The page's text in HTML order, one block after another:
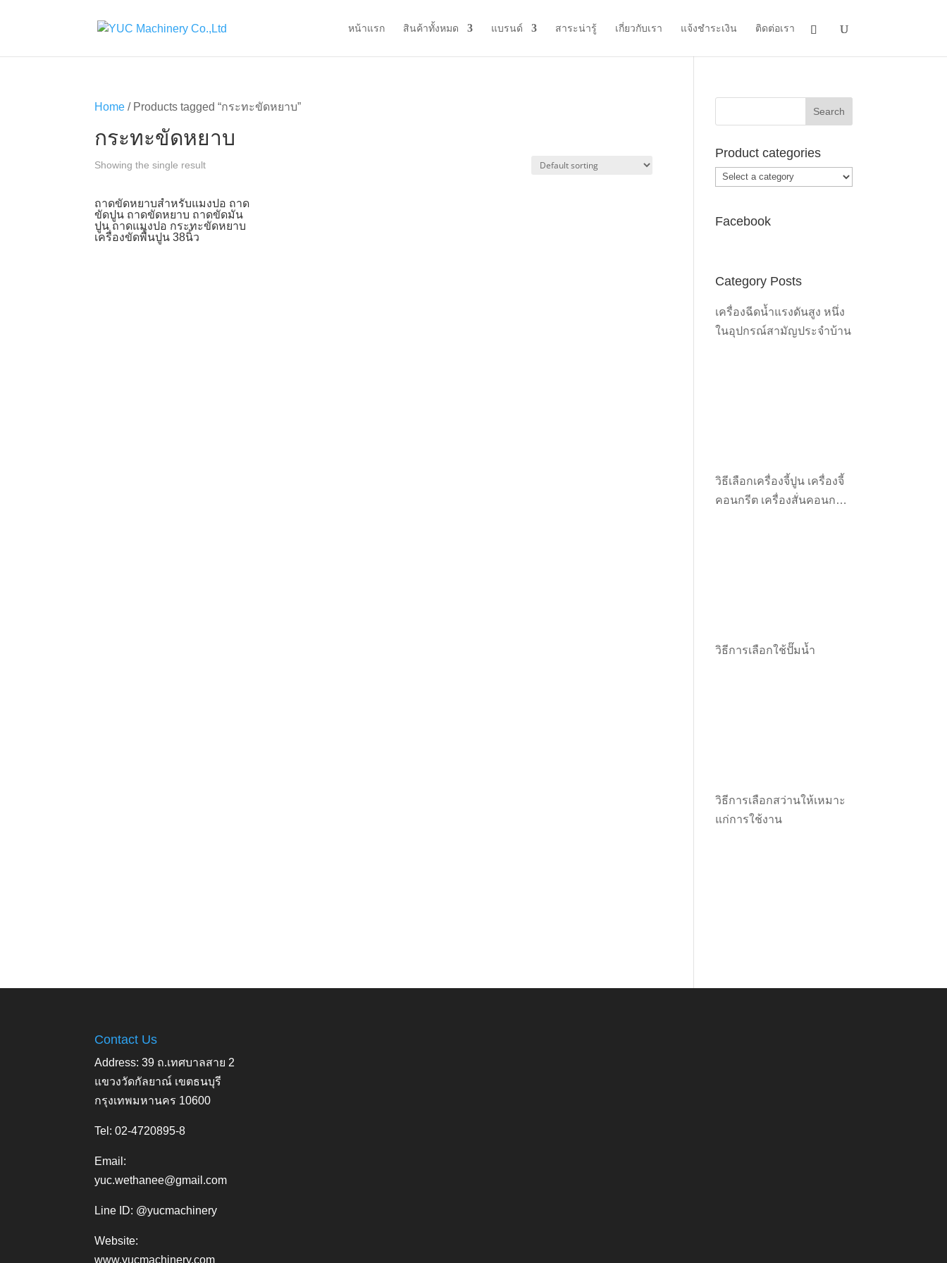
หน้าแรก สินค้าทั้งหมด แบรนด์ สาระน่ารู้ เกี่ยวกับเรา แจ้งชำระเงิน ติดต่อเรา
Home / Products tagged “กระทะขัดหยาบ”
กระทะขัดหยาบ
Showing the single result
ถาดขัดหยาบสำหรับแมงปอ ถาด
ขัดปูน ถาดขัดหยาบ ถาดขัดมัน
ปูน ถาดแมงปอ กระทะขัดหยาบ
เครื่องขัดพื้นปูน 38นิ้ว
Product categories
Facebook
Category Posts
เครื่องฉีดน้ำแรงดันสูง หนึ่ง
ในอุปกรณ์สามัญประจำบ้าน
วิธีเลือกเครื่องจี้ปูน เครื่องจี้
คอนกรีต เครื่องสั่นคอนกรีต
วิธีการเลือกใช้ปั๊มน้ำ
วิธีการเลือกสว่านให้เหมาะ
แก่การใช้งาน
Contact Us
Address: 39 ถ.เทศบาลสาย 2
แขวงวัดกัลยาณ์ เขตธนบุรี
กรุงเทพมหานคร 10600
Tel: 02-4720895-8
Email:
yuc.wethanee@gmail.com
Line ID: @yucmachinery
Website:
www.yucmachinery.com